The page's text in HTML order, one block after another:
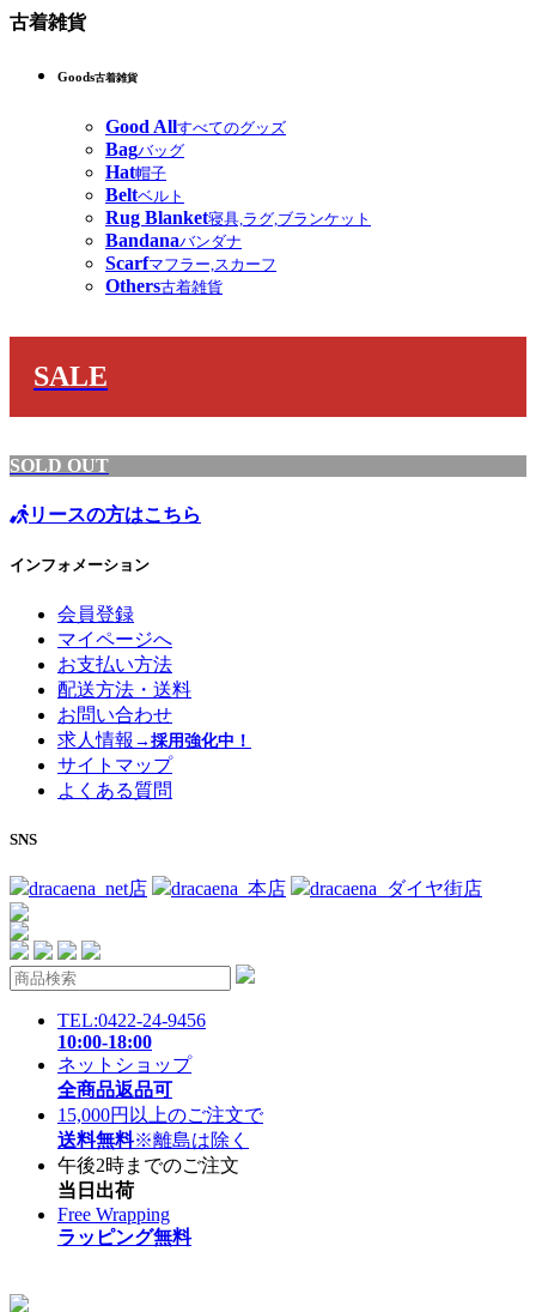
古着雑貨
Goods古着雑貨
Good Allすべてのグッズ
Bagバッグ
Hat帽子
Beltベルト
Rug Blanket寝具,ラグ,ブランケット
Bandanaバンダナ
Scarfマフラー,スカーフ
Others古着雑貨
SALE
SOLD OUT
リースの方はこちら
インフォメーション
会員登録
マイページへ
お支払い方法
配送方法・送料
お問い合わせ
求人情報 →採用強化中！
サイトマップ
よくある質問
SNS
dracaena_net店 dracaena_本店 dracaena_ダイヤ街店
TEL:0422-24-9456
10:00-18:00
ネットショップ
全商品返品可
15,000円以上のご注文で
送料無料※離島は除く
午後2時までのご注文
当日出荷
Free Wrapping
ラッピング無料